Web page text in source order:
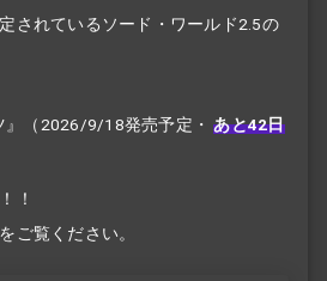
されているソード・ワールド2.5の
』（2026/9/18発売予定・ あと42日
！
ご覧ください。